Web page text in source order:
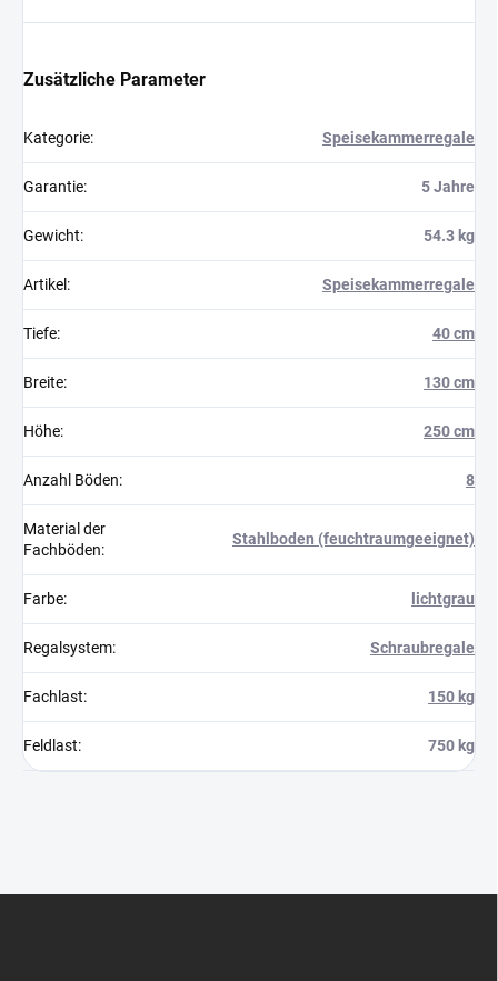
Zusätzliche Parameter
Kategorie: Speisekammerregale
Garantie: 5 Jahre
Gewicht: 54.3 kg
Artikel : Speisekammerregale
Tiefe: 40 cm
Breite: 130 cm
Höhe: 250 cm
Anzahl Böden: 8
Material der
Fachböden:
Stahlboden (feuchtraumgeeignet)
Farbe: lichtgrau
Regalsystem: Schraubregale
Fachlast: 150 kg
Feldlast: 750 kg